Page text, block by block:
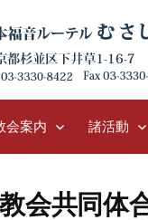
会案内 諸活動
会共同体